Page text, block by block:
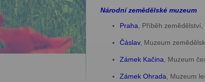
Národní zemědělské muzeum
Praha , Příběh
Čáslav, Muzeum
Zámek Kačina , Muzeum
Zámek Ohrada , Muzeum